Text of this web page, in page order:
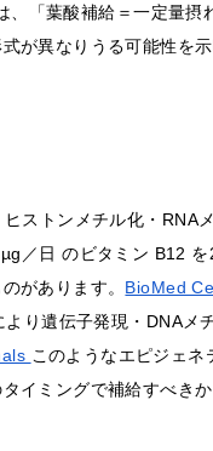
、「葉酸補給＝一定量摂
が異なりうる可能性を
ストンメチル化・RNA
／日 のビタミン B12
があります。 BioMed
り遺伝子発現・DNAメ
このようなエピジェネ
イミングで補給すべき